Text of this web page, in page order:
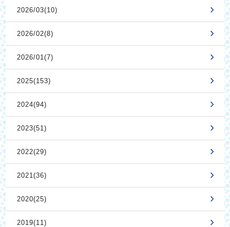
2026/03(10)
2026/02(8)
2026/01(7)
2025(153)
2024(94)
2023(51)
2022(29)
2021(36)
2020(25)
2019(11)